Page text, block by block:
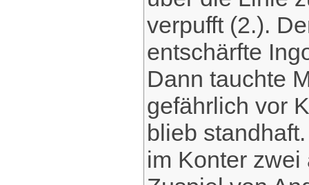
verpufft (2.).
entschärfte
Dann tauchte
gefährlich vor
blieb
im Konter